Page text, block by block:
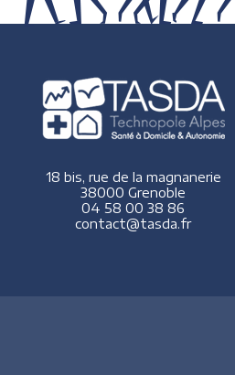
18 bis, rue de la magnanerie
38000 Grenoble
04 58 00 38 86
contact@tasda.fr